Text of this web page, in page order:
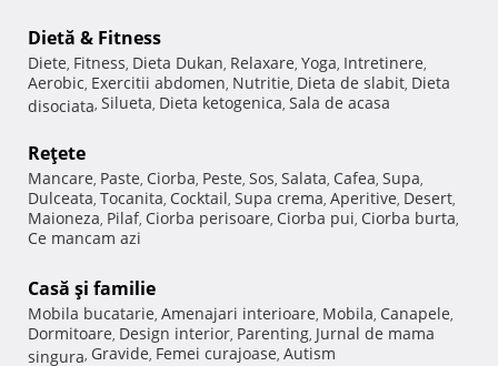
Dietă & Fitness
Diete, Fitness, Dieta Dukan, Relaxare, Yoga, Intretinere,
Aerobic, Exercitii abdomen, Nutritie, Dieta de slabit, Dieta
disociata, Silueta, Dieta ketogenica, Sala de acasa
Reţete
Mancare, Paste, Ciorba, Peste, Sos, Salata, Cafea, Supa,
Dulceata, Tocanita, Cocktail, Supa crema, Aperitive, Desert,
Maioneza, Pilaf, Ciorba perisoare, Ciorba pui, Ciorba burta,
Ce mancam azi
Casă şi familie
Mobila bucatarie, Amenajari interioare, Mobila, Canapele,
Dormitoare, Design interior, Parenting, Jurnal de mama
singura, Gravide, Femei curajoase, Autism